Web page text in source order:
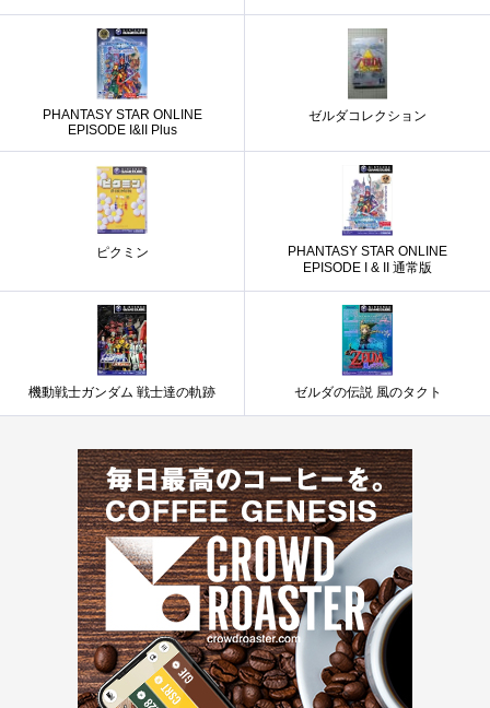
PHANTASY STAR ONLINE
EPISODE I&II Plus
ゼルダコレクション
ピクミン
PHANTASY STAR ONLINE
EPISODE I & II 通常版
機動戦士ガンダム 戦士達の軌跡 ゼルダの伝説 風のタクト